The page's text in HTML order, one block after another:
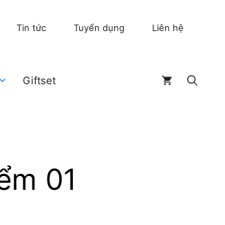
Tin tức Tuyển dụng Liên hệ
Giftset
01